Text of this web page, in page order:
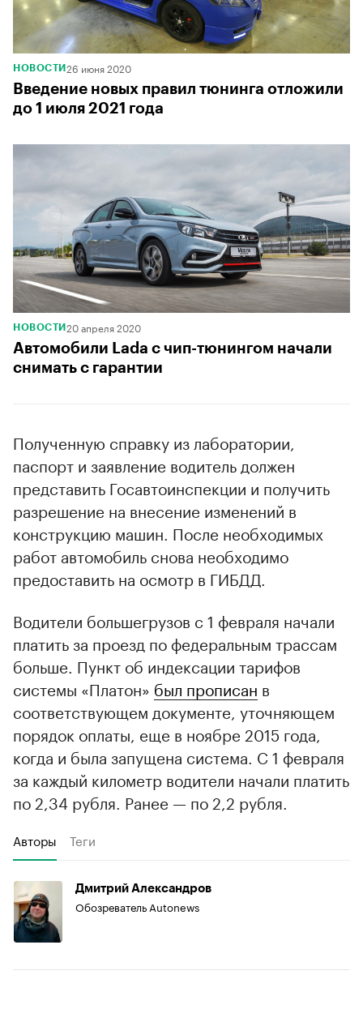
НОВОСТИ 26 июня 2020
Введение новых правил тюнинга отложили
до 1 июля 2021 года
НОВОСТИ 20 апреля 2020
Автомобили Lada с чип-тюнингом начали
снимать с гарантии
Полученную справку из лаборатории,
паспорт и заявление водитель должен
представить Госавтоинспекции и получить
разрешение на внесение изменений в
конструкцию машин. После необходимых
работ автомобиль снова необходимо
предоставить на осмотр в ГИБДД.
Водители большегрузов с 1 февраля начали
платить за проезд по федеральным трассам
больше. Пункт об индексации тарифов
системы «Платон» был прописан в
соответствующем документе, уточняющем
порядок оплаты, еще в ноябре 2015 года,
когда и была запущена система. С 1 февраля
за каждый километр водители начали платить
по 2,34 рубля. Ранее — по 2,2 рубля.
Авторы Теги
Дмитрий Александров
Обозреватель Autonews